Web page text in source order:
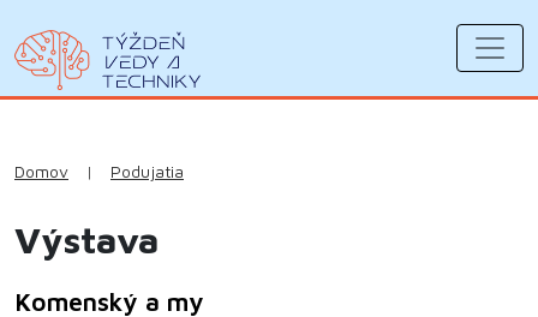
Domov | Podujatia
Výstava
Komenský a my